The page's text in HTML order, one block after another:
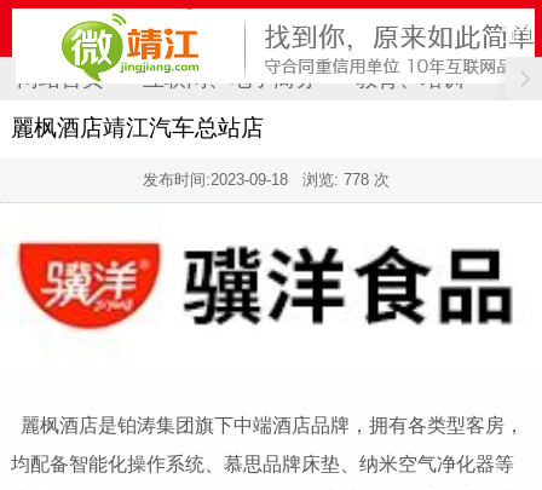
网站首页 互联网、电子商务 教育、培训 计
麗枫酒店靖江汽车总站店
发布时间:2023-09-18 浏览: 778 次
麗枫酒店是铂涛集团旗下中端酒店品牌，拥有各类型客房，
均配备智能化操作系统、慕思品牌床垫、纳米空气净化器等